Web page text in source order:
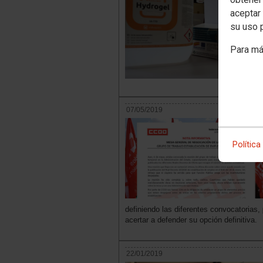
su uso
Para
07/05/2019
definiendo las diferentes
acertar a defender su opción definitiva.
22/01/2019